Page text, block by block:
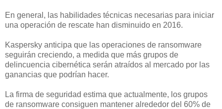
En general, las habilidades técnicas necesarias para iniciar
una operación de rescate han disminuido en 2016.
Kaspersky anticipa que las operaciones de ransomware
seguirán creciendo, a medida que más grupos de
delincuencia cibernética serán atraídos al mercado por las
ganancias que podrían hacer.
La firma de seguridad estima que actualmente, los grupos
de ransomware consiguen mantener alrededor del 60% de